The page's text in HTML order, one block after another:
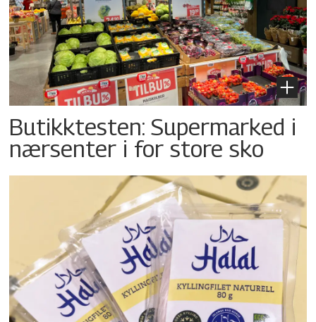
Butikktesten: Supermarked i
nærsenter i for store sko